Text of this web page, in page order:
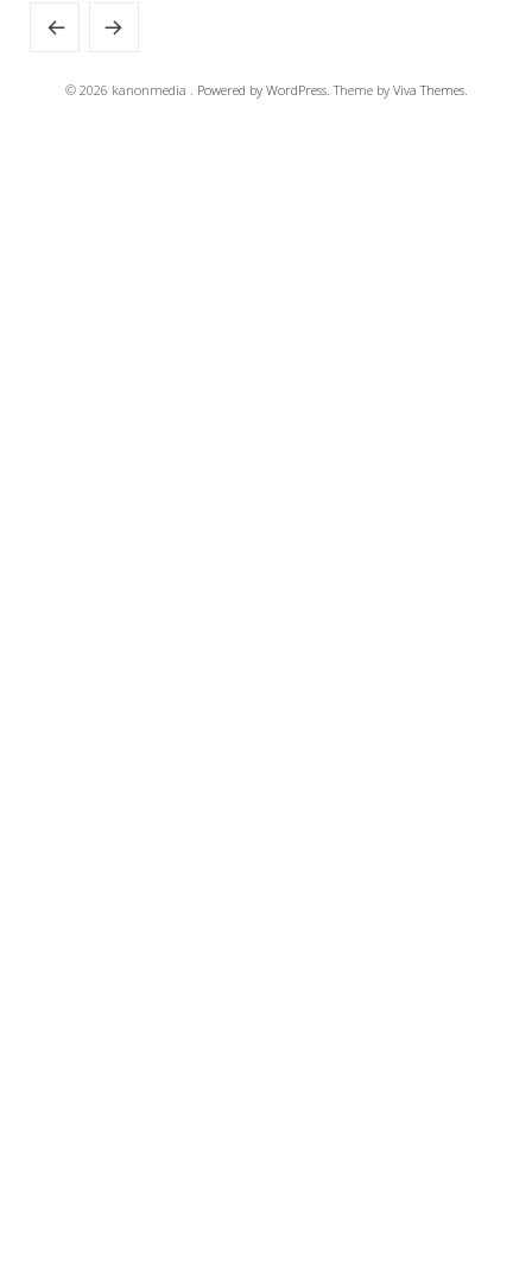
© 2026 kanonmedia . Powered by WordPress.Theme by Viva Themes.